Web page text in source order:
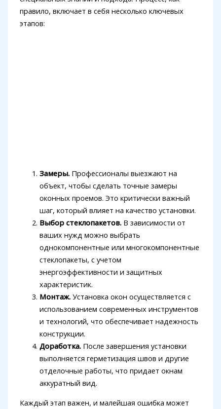
правило, включает в себя несколько ключевых
этапов:
Замеры.Профессионалы выезжают на
объект, чтобы сделать точные замеры
оконных проемов. Это критически важный
шаг, который влияет на качество установки.
Выбор стеклопакетов.В зависимости от
ваших нужд можно выбрать
однокомпонентные или многокомпонентные
стеклопакеты, с учетом
энергоэффективности и защитных
характеристик.
Монтаж.Установка окон осуществляется с
использованием современных инструментов
и технологий, что обеспечивает надежность
конструкции.
Доработка.После завершения установки
выполняется герметизация швов и другие
отделочные работы, что придает окнам
аккуратный вид.
Каждый этап важен, и малейшая ошибка может